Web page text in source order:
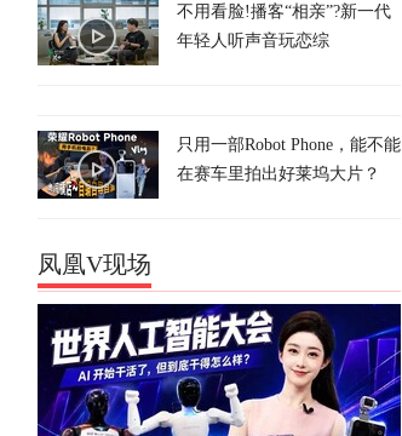
不用看脸!播客“相亲”?新一代
年轻人听声音玩恋综
只用一部Robot Phone，能不能
在赛车里拍出好莱坞大片？
凤凰V现场